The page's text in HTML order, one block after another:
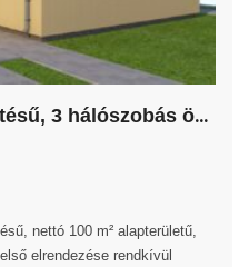
K
iskunlacházán, új építésű, 3 hálószobás önálló családi ház!
nettó 100 m² alapterületű,
elrendezése rendkívül